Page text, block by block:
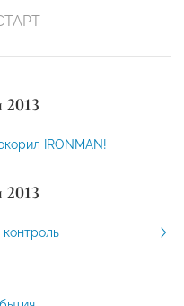
IRONMAN!
контроль